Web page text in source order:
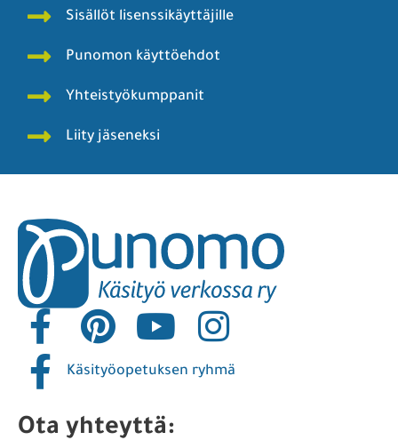
Sisällöt lisenssikäyttäjille
Punomon käyttöehdot
Yhteistyökumppanit
Liity jäseneksi
Käsityöopetuksen ryhmä
Ota yhteyttä: